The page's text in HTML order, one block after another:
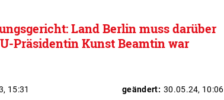
Land Berlin muss darüber
Präsidentin Kunst Beamtin war
15:31 geändert: 30.05.24, 10:06